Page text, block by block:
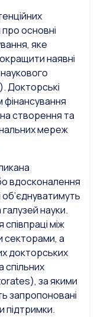
про основні
яке
наявні
Докторські
фінансування
створення та
мереж
вдосконалення
галузей науки.
між
секторами, а
докторських
за якими
запропоновані
підтримки.